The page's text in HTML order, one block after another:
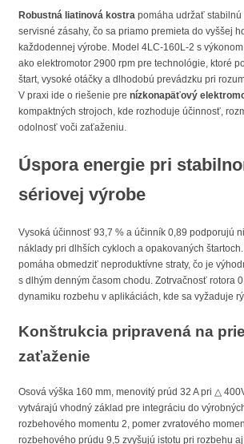
Robustná liatinová kostra pomáha udržať
servisné zásahy, čo sa priamo premieta do vyššej
každodennej výrobe. Model 4LC-160L-2 s
ako elektromotor 2900 rpm pre technológie, ktoré
štart, vysoké otáčky a dlhodobú prevádzku pri
V praxi ide o riešenie pre nízkonapäťový
kompaktných strojoch, kde rozhoduje účinnosť,
odolnosť voči zaťaženiu.
Úspora energie pri
sériovej výrobe
Vysoká účinnosť 93,7 % a účinník 0,89 podporujú
náklady pri dlhších cykloch a opakovaných štartoch.
pomáha obmedziť neproduktívne straty, čo je
s dlhým denným časom chodu. Zotrvačnosť rotora
dynamiku rozbehu v aplikáciách, kde sa vyžaduje
Konštrukcia pripravená na
zaťaženie
Osová výška 160 mm, menovitý prúd 32 A pri △
vytvárajú vhodný základ pre integráciu do
rozbehového momentu 2, pomer zvratového
rozbehového prúdu 9,5 zvyšujú istotu pri rozbehu